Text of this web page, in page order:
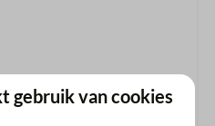
gebruik van cookies